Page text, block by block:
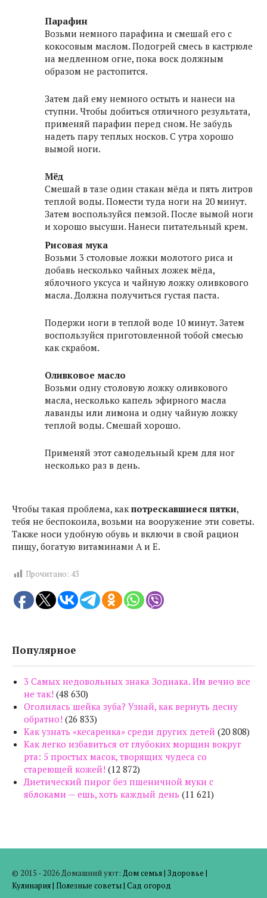
Парафин
Возьми немного парафина и смешай его с
кокосовым маслом. Подогрей смесь в кастрюле
на медленном огне, пока воск должным
образом не растопится.
Затем дай ему немного остыть и нанеси на
ступни. Чтобы добиться отличного результата,
применяй парафин перед сном. Не забудь
надеть пару теплых носков. С утра хорошо
вымой ноги.
Мёд
Смешай в тазе один стакан мёда и пять литров
теплой воды. Помести туда ноги на 20 минут.
Затем воспользуйся пемзой. После вымой ноги
и хорошо высуши. Нанеси питательный крем.
Рисовая мука
Возьми 3 столовые ложки молотого риса и
добавь несколько чайных ложек мёда,
яблочного уксуса и чайную ложку оливкового
масла. Должна получиться густая паста.
Подержи ноги в теплой воде 10 минут. Затем
воспользуйся приготовленной тобой смесью
как скрабом.
Оливковое масло
Возьми одну столовую ложку оливкового
масла, несколько капель эфирного масла
лаванды или лимона и одну чайную ложку
теплой воды. Смешай хорошо.
Применяй этот самодельный крем для ног
несколько раз в день.
Чтобы такая проблема, какпотрескавшиеся пятки,
тебя не беспокоила, возьми на вооружение эти советы.
Также носи удобную обувь и включи в свой рацион
пищу, богатую витаминами А и Е.
Прочитано: 43
Популярное
3 Самых недовольных знака Зодиака. Им вечно все
не так! (48 630)
Оголилась шейка зуба? Узнай, как вернуть десну
обратно! (26 833)
Как узнать «кесаренка» среди других детей (20 808)
Как легко избавиться от глубоких морщин вокруг
рта: 5 простых масок, творящих чудеса со
стареющей кожей! (12 872)
Диетический пирог без пшеничной муки с
яблоками — ешь, хоть каждый день (11 621)
© 2015 - 2026 Домашний уют: Дом семья| Здоровье |
Кулинария| Полезные советы| Сад огород